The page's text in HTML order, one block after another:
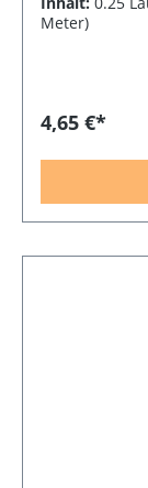
Meter)
4,65 €*